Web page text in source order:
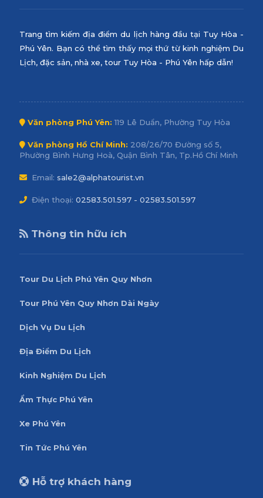
Trang tìm kiếm địa điểm du lịch hàng đầu tại Tuy Hòa -
Phú Yên. Bạn có thể tìm thấy mọi thứ từ kinh nghiệm Du
Lịch, đặc sản, nhà xe, tour Tuy Hòa - Phú Yên hấp dẫn!
Văn phòng Phú Yên: 119 Lê Duẩn, Phường Tuy Hòa
Văn phòng Hồ Chí Minh: 208/26/70 Đường số 5,
Phường Bình Hưng Hoà, Quận Bình Tân, Tp.Hồ Chí Minh
Email: sale2@alphatourist.vn
Điện thoại: 02583.501.597 - 02583.501.597
Thông tin hữu ích
Tour Du Lịch Phú Yên Quy Nhơn
Tour Phú Yên Quy Nhơn Dài Ngày
Dịch Vụ Du Lịch
Địa Điểm Du Lịch
Kinh Nghiệm Du Lịch
Ẩm Thực Phú Yên
Xe Phú Yên
Tin Tức Phú Yên
Hỗ trợ khách hàng